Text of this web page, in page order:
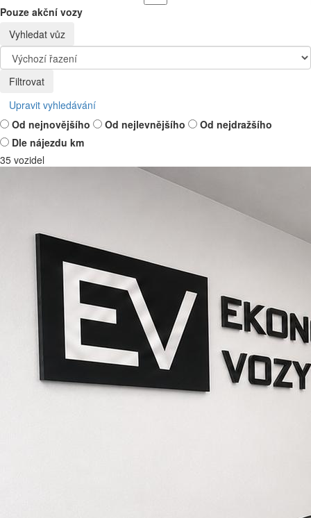
Pouze akční vozy
Vyhledat vůz
Filtrovat
Upravit vyhledávání
Od nejnovějšího
Od nejlevnějšího
Od nejdražšího
Dle nájezdu km
35 vozidel